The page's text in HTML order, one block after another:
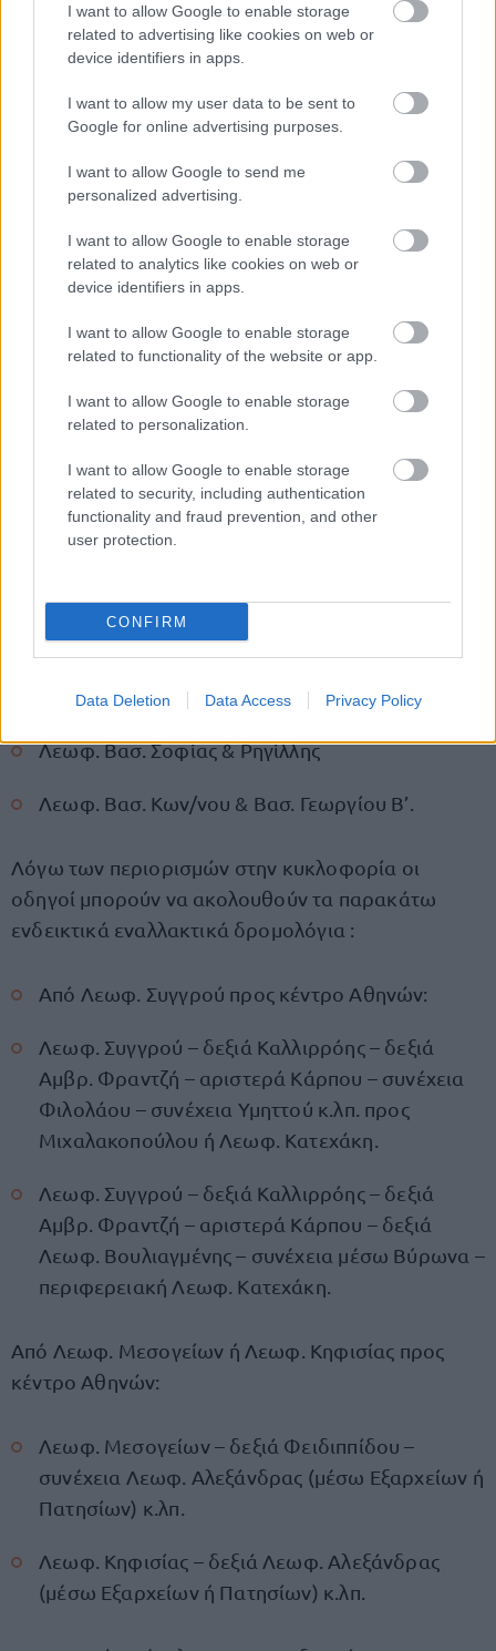
I want to allow Google to enable storage
related to advertising like cookies on web or
device identifiers in apps.
I want to allow my user data to be sent to
Google for online advertising purposes.
I want to allow Google to send me
personalized advertising.
I want to allow Google to enable storage
related to analytics like cookies on web or
device identifiers in apps.
I want to allow Google to enable storage
related to functionality of the website or app.
I want to allow Google to enable storage
related to personalization.
I want to allow Google to enable storage
related to security, including authentication
functionality and fraud prevention, and other
user protection.
CONFIRM
Data Deletion Data Access Privacy Policy
έως 23:00’.
Δοϊράνης, στο τμήμα της μεταξύ των οδών
Λυσικράτους και Ευριπίδου και στα δύο (2)
ρεύματα κυκλοφορίας με απαγόρευση στάσης
και στάθμευσης των οχημάτων και προσωρινή
και σταδιακή διακοπή της κυκλοφορίας από
Ευριπίδου, στο τμήμα της μεταξύ του
Επαμεινώνδα – Λάμπρου Κατσώνη με
οχημάτων από 06:00’ έως 23:00’ και προσωρινή
και σταδιακή διακοπή της κυκλοφορίας από
19:00’ έως 23:00’ και στις δύο πλευρές του
οδοστρώματος.
αυτής θα είναι αποκλεισμένα από την κυκλοφορία,
εκτός των παρακάτω ελεγχόμενων κόμβων
Λεωφ. Βασ. Σοφίας & Ρηγίλλης
Λεωφ. Βασ. Κων/νου & Βασ. Γεωργίου Β’.
Λόγω των περιορισμών στην κυκλοφορία οι
οδηγοί μπορούν να ακολουθούν τα παρακάτω
ενδεικτικά εναλλακτικά δρομολόγια :
Από Λεωφ. Συγγρού προς κέντρο Αθηνών:
Λεωφ. Συγγρού – δεξιά Καλλιρρόης – δεξιά
Αμβρ. Φραντζή – αριστερά Κάρπου – συνέχεια
Φιλολάου – συνέχεια Υμηττού κ.λπ. προς
Μιχαλακοπούλου ή Λεωφ. Κατεχάκη.
Λεωφ. Συγγρού – δεξιά Καλλιρρόης – δεξιά
Αμβρ. Φραντζή – αριστερά Κάρπου – δεξιά
Λεωφ. Βουλιαγμένης – συνέχεια μέσω Βύρωνα –
περιφερειακή Λεωφ. Κατεχάκη.
Από Λεωφ. Μεσογείων ή Λεωφ. Κηφισίας προς
κέντρο Αθηνών:
Λεωφ. Μεσογείων – δεξιά Φειδιππίδου –
συνέχεια Λεωφ. Αλεξάνδρας (μέσω Εξαρχείων ή
Πατησίων) κ.λπ.
Λεωφ. Κηφισίας – δεξιά Λεωφ. Αλεξάνδρας
(μέσω Εξαρχείων ή Πατησίων) κ.λπ.